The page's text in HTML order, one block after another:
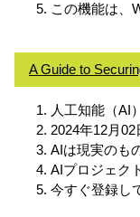
この機能は、
A Guide to
人工知能（AI
2024年12月02
AIは現実のも
AIプロジェク
今すぐ登録し